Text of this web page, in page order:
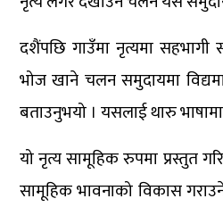
दशैंपछि गाउँमा नृत्यमा सहभागी
भोज खाने चलन समुदायमा
बताउनुभयो । यसलाई थारु भाषामा
यो नृत्य सामूहिक रुपमा प्रस्तुत
सामूहिक भावनाको विकास